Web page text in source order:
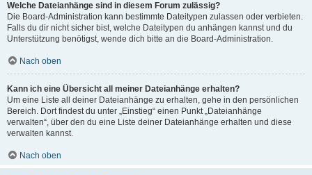
Welche Dateianhänge sind in diesem Forum zulässig?
Die Board-Administration kann bestimmte Dateitypen zulassen oder verbieten.
Falls du dir nicht sicher bist, welche Dateitypen du anhängen kannst und du
Unterstützung benötigst, wende dich bitte an die Board-Administration.
Nach oben
Kann ich eine Übersicht all meiner Dateianhänge erhalten?
Um eine Liste all deiner Dateianhänge zu erhalten, gehe in den persönlichen
Bereich. Dort findest du unter „Einstieg“ einen Punkt „Dateianhänge
verwalten“, über den du eine Liste deiner Dateianhänge erhalten und diese
verwalten kannst.
Nach oben